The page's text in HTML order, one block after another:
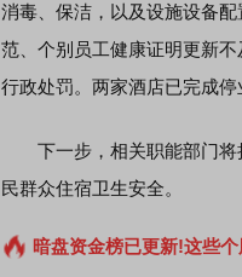
消毒、保洁，以及设施设备
范、个别员工健康证明更新
行政处罚。两家酒店已完成
下一步，相关职能部门将
民群众住宿卫生安全。
暗盘资金榜已更新!这些